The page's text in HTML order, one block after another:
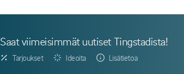
Saat viimeisimmät uutiset Tingstadista!
Tarjoukset Ideoita Lisätietoa